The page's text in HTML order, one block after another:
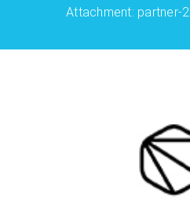
Attachment: partner-2